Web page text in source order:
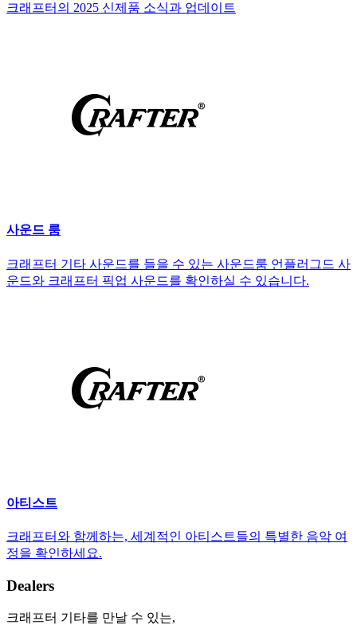
크래프터의 2025 신제품 소식과 업데이트
사운드 룸
크래프터 기타 사운드를 들을 수 있는 사운드룸 언플러그드 사
운드와 크래프터 픽업 사운드를 확인하실 수 있습니다.
아티스트
크래프터와 함께하는, 세계적인 아티스트들의 특별한 음악 여
정을 확인하세요.
Dealers
크래프터 기타를 만날 수 있는,